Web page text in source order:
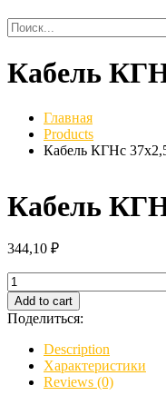
Кабель
Главная
Products
Кабель КГНс
Кабель
344,10 ₽
Кабель
КГНс
37х2,5
quantity
Add to cart
Поделиться:
Description
Характеристики
Reviews (0)